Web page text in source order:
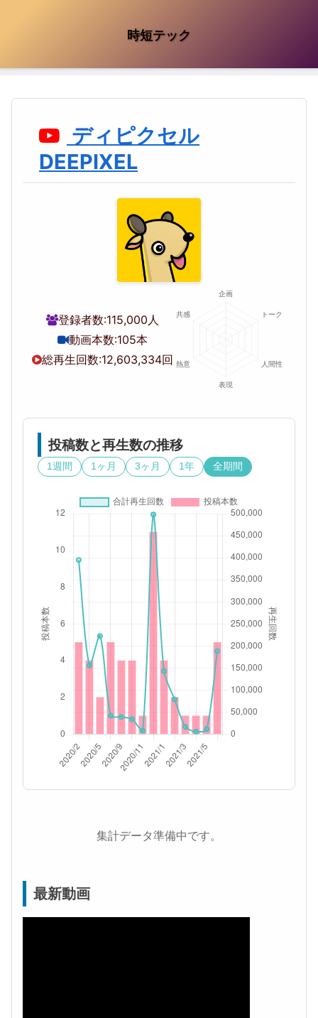
時短テック
ディピクセル
DEEPIXEL
登録者数:115,000人
動画本数:105本
総再生回数:12,603,334回
投稿数と再生数の推移
1週間 1ヶ月 3ヶ月 1年 全期間
集計データ準備中です。
最新動画